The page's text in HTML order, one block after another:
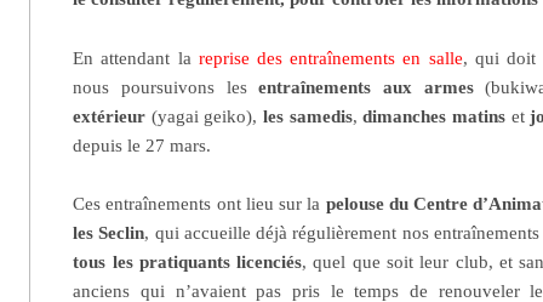
En attendant la reprise des entraînements en salle, qui doit
nous poursuivons lesentraînements aux armes
extérieur (yagai geiko),les samedis,dimanches matinset
depuis le 27 mars.
Ces entraînements ont lieu sur la pelouse du Centre
les Seclin, qui accueille déjà régulièrement nos
tous les pratiquants licenciés, quel que soit leur club, et
anciens qui n’avaient pas pris le temps de renouveler